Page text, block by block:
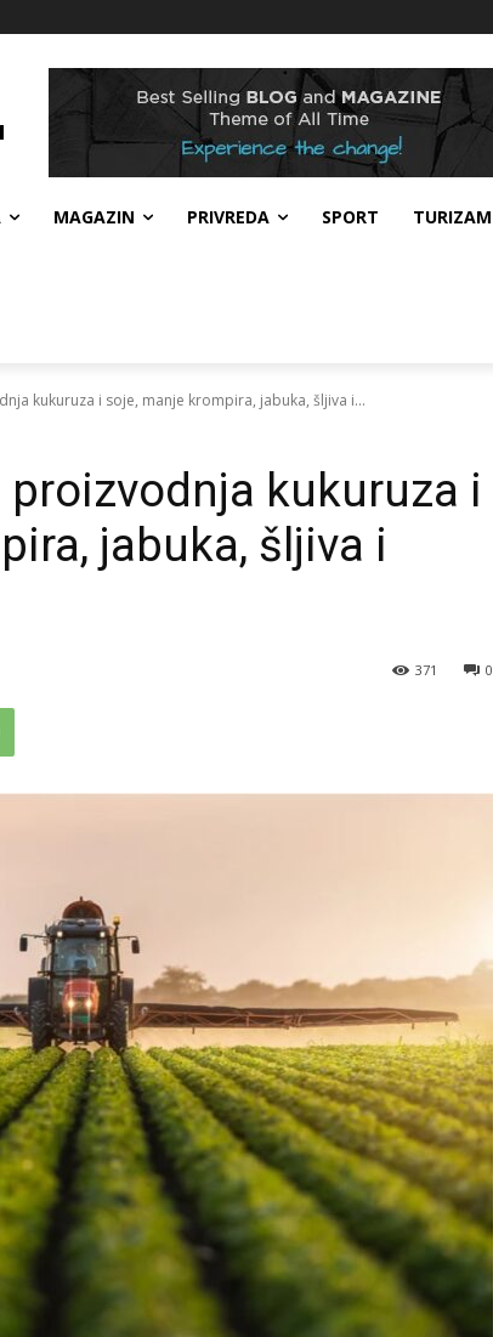
MAGAZIN PRIVREDA SPORT TURIZAM
kukuruza i soje, manje krompira, jabuka, šljiva i...
proizvodnja kukuruza i
jabuka, šljiva i
0
371